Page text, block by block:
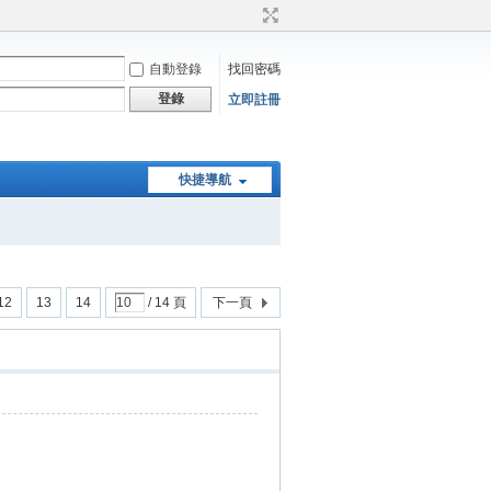
自動登錄
找回密碼
登錄
立即註冊
快捷導航
13 14 / 14 頁 下一頁